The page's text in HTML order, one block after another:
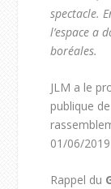
spectacle.
l’espace a
boréales.
JLM a le
publique
01/06/
Rappel du